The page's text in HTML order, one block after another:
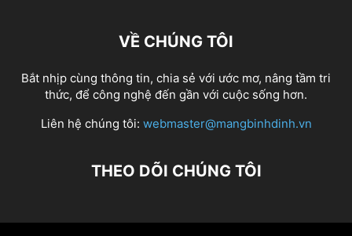
VỀ CHÚNG TÔI
Bắt nhịp cùng thông tin, chia sẻ với ước mơ, nâng tầm tri
thức, để công nghệ đến gần với cuộc sống hơn.
Liên hệ chúng tôi: webmaster@mangbinhdinh.vn
THEO DÕI CHÚNG TÔI